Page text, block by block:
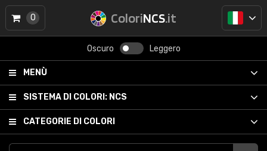
ColoriNCS.it
Oscuro Leggero
MENÙ
SISTEMA DI COLORI: NCS
CATEGORIE DI COLORI
0